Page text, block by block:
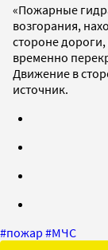
«Пожарные
возгорания,
стороне дороги,
временно
Движение в
источник.
#пожар #МЧС